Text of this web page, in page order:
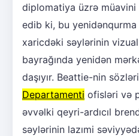
diplomatiya üzrə
edib ki, bu
xaricdəki səylərinin
bayrağında yenidən
daşıyır. Beattie-nin
Departamenti ofisləri və
əvvəlki qeyri-ardıcıl
səylərinin lazımi